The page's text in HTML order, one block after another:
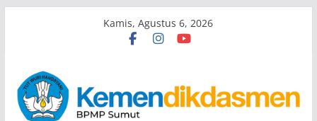
Kamis, Agustus 6, 2026